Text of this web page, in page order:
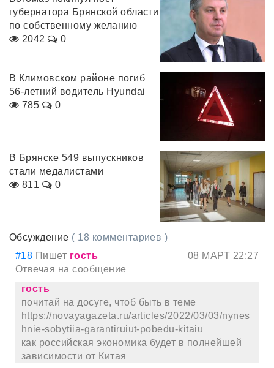
губернатора Брянской области
по собственному желанию
2042
0
В Климовском районе погиб
56-летний водитель Hyundai
785
0
В Брянске 549 выпускников
стали медалистами
811
0
Обсуждение ( 18 комментариев )
#18 Пишет гость
08 МАРТ 22:27
Отвечая на сообщение
гость
почитай на досуге, чтоб быть в теме
https://novayagazeta.ru/articles/2022/03/03/nynes
hnie-sobytiia-garantiruiut-pobedu-kitaiu
как российская экономика будет в полнейшей
зависимости от Китая